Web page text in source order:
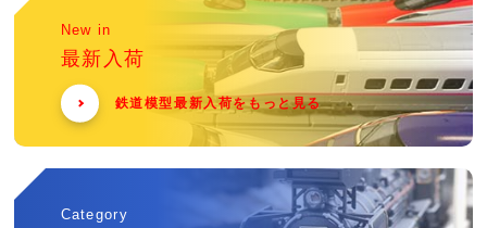
New in
最新入荷
鉄道模型最新入荷をもっと見る
Category